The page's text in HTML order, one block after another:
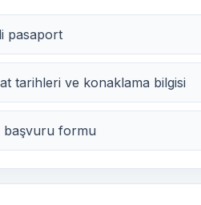
pasaport
tarihleri ve konaklama bilgisi
başvuru formu